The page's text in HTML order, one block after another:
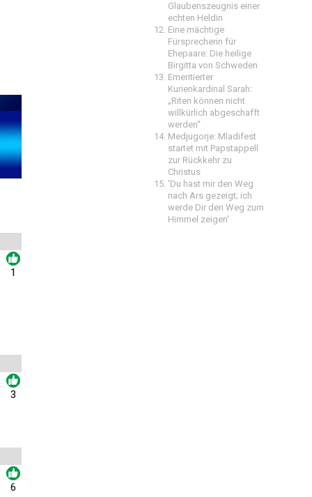
1
3
6
Glaubenszeugnis einer
echten Heldin
Eine mächtige
Fürsprecherin für
Ehepaare: Die heilige
Birgitta von Schweden
Emeritierter
Kurienkardinal Sarah:
„Riten können nicht
willkürlich abgeschafft
werden“
Medjugorje: Mladifest
startet mit Papstappell
zur Rückkehr zu
Christus
'Du hast mir den Weg
nach Ars gezeigt; ich
werde Dir den Weg zum
Himmel zeigen'